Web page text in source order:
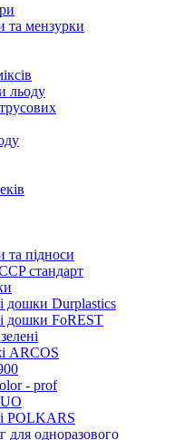
та мензурки
льоду
та підноси
стандарт
дошки Durplastics
дошки FoREST
ARCOS
- prof
POLKARS
для одноразового